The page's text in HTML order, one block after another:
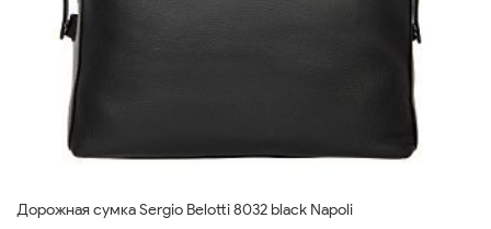
Дорожная сумка Sergio Belotti 8032 black Napoli